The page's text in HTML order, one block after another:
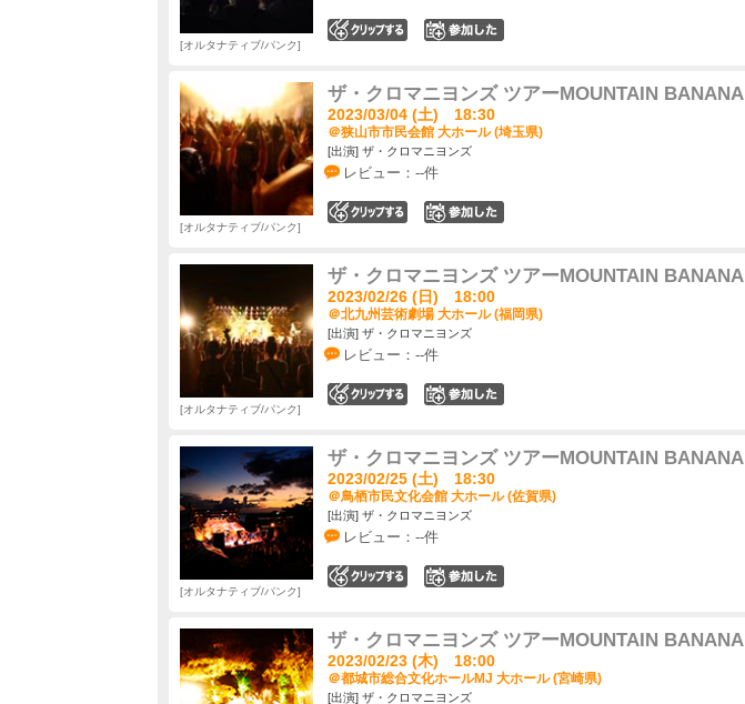
オルタナティブ/パンク
ザ・クロマニヨンズ ツアーMOUNTAIN BANANA
2023/03/04 (土) 18:30
＠狭山市市民会館 大ホール (埼玉県)
[出演] ザ・クロマニヨンズ
レビュー：--件
オルタナティブ/パンク
ザ・クロマニヨンズ ツアーMOUNTAIN BANANA
2023/02/26 (日) 18:00
＠北九州芸術劇場 大ホール (福岡県)
[出演] ザ・クロマニヨンズ
レビュー：--件
オルタナティブ/パンク
ザ・クロマニヨンズ ツアーMOUNTAIN BANANA
2023/02/25 (土) 18:30
＠鳥栖市民文化会館 大ホール (佐賀県)
[出演] ザ・クロマニヨンズ
レビュー：--件
オルタナティブ/パンク
ザ・クロマニヨンズ ツアーMOUNTAIN BANANA
2023/02/23 (木) 18:00
＠都城市総合文化ホールMJ 大ホール (宮崎県)
[出演] ザ・クロマニヨンズ